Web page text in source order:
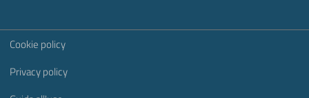
Sezione Link Utili
Cookie policy
Privacy policy